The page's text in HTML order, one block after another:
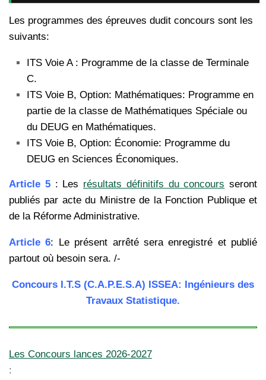
Les programmes des épreuves dudit concours sont les
suivants:
ITS Voie A : Programme de la classe de Terminale
C.
ITS Voie B, Option: Mathématiques: Programme en
partie de la classe de Mathématiques Spéciale ou
du DEUG en Mathématiques.
ITS Voie B, Option: Économie: Programme du
DEUG en Sciences Économiques.
Article 5: Les résultats définitifs du concours seront
publiés par acte du Ministre de la Fonction Publique et
de la Réforme Administrative.
Article 6: Le présent arrêté sera enregistré et publié
partout où besoin sera. /-
Concours I.T.S (C.A.P.E.S.A) ISSEA: Ingénieurs des
Travaux Statistique.
Les Concours lances 2026-2027
: